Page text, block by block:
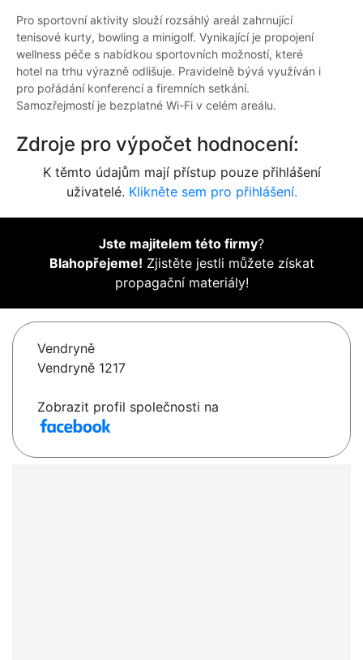
Pro sportovní aktivity slouží rozsáhlý areál zahrnující
tenisové kurty, bowling a minigolf. Vynikající je propojení
wellness péče s nabídkou sportovních možností, které
hotel na trhu výrazně odlišuje. Pravidelně bývá využíván i
pro pořádání konferencí a firemních setkání.
Samozřejmostí je bezplatné Wi-Fi v celém areálu.
Zdroje pro výpočet hodnocení:
K těmto údajům mají přístup pouze přihlášení
uživatelé. Klikněte sem pro přihlášení.
Jste majitelem této firmy?
Blahopřejeme! Zjistěte jestli můžete získat
propagační materiály!
Vendryně
Vendryně 1217
Zobrazit profil společnosti na